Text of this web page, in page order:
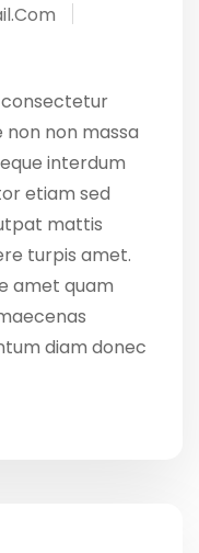
consectetur
non non massa
interdum
etiam sed
mattis
turpis amet.
amet quam
diam donec